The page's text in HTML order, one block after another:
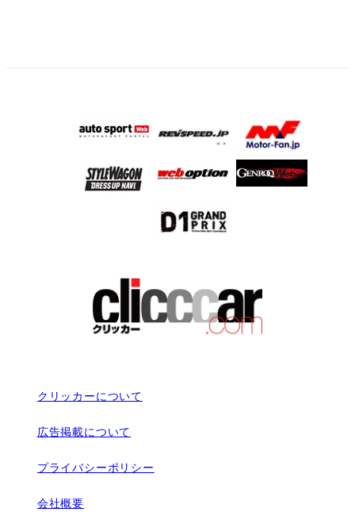
クリッカーについて
広告掲載について
プライバシーポリシー
会社概要